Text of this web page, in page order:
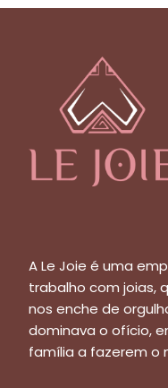
A Le Joie é uma
trabalho com joias,
nos enche de
dominava o ofício,
família a fazerem o